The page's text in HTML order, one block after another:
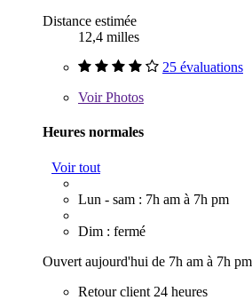
Distance estimée
12,4 milles
25 évaluations
VoirPhotos
Heures normales
Voir tout
Lun - sam : 7h am à 7h pm
Dim : fermé
Ouvert aujourd'hui de 7h am à 7h pm
Retour client 24 heures